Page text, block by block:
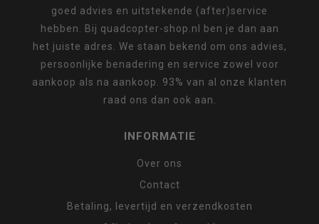
goed advies en uitstekende (after)service
hebben. Bij quadcopter-shop.nl ben je dan aan
het juiste adres. We staan bekend om ons advies,
persoonlijke benadering en service zowel voor
aankoop als na aankoop. 93% van al onze klanten
raad ons dan ook aan.
INFORMATIE
Over ons
Contact
Betaling, levertijd en verzendkosten